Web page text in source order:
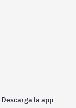
Descarga la app